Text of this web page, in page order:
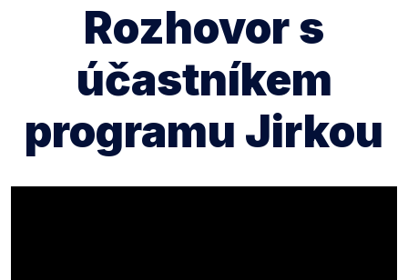
Rozhovor s
účastníkem
programu Jirkou